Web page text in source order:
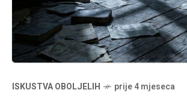
ISKUSTVA OBOLJELIH prije 4 mjeseca